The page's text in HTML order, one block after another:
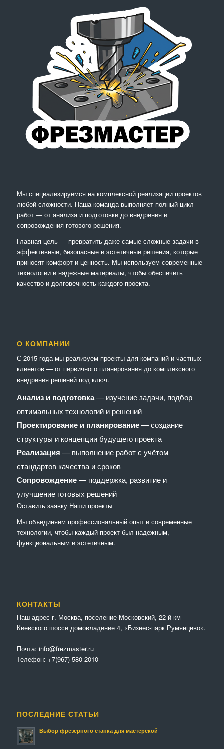
Мы специализируемся на комплексной реализации проектов
любой сложности. Наша команда выполняет полный цикл
работ — от анализа и подготовки до внедрения и
сопровождения готового решения.
Главная цель — превратить даже самые сложные задачи в
эффективные, безопасные и эстетичные решения, которые
приносят комфорт и ценность. Мы используем современные
технологии и надежные материалы, чтобы обеспечить
качество и долговечность каждого проекта.
О КОМПАНИИ
С 2015 года мы реализуем проекты для компаний и частных
клиентов — от первичного планирования до комплексного
внедрения решений под ключ.
Анализ и подготовка— изучение задачи, подбор
оптимальных технологий и решений
Проектирование и планирование— создание
структуры и концепции будущего проекта
Реализация — выполнение работ с учётом
стандартов качества и сроков
Сопровождение— поддержка, развитие и
улучшение готовых решений
Оставить заявку Наши проекты
Мы объединяем профессиональный опыт и современные
технологии, чтобы каждый проект был надежным,
функциональным и эстетичным.
КОНТАКТЫ
Наш адрес г. Москва, поселение Московский, 22-й км
Киевского шоссе домовладение 4, «Бизнес-парк Румянцево».
Почта: info@frezmaster.ru
Телефон: +7(967) 580-2010
ПОСЛЕДНИЕ СТАТЬИ
Выбор фрезерного станка для мастерской